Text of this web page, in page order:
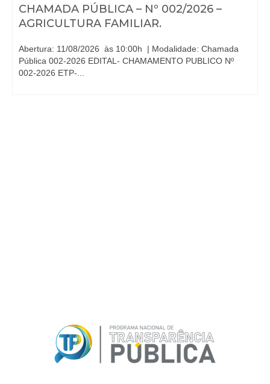
CHAMADA PÚBLICA – Nº 002/2026 –
AGRICULTURA FAMILIAR.
Abertura: 11/08/2026 às 10:00h | Modalidade: Chamada
Pública 002-2026 EDITAL- CHAMAMENTO PUBLICO Nº
002-2026 ETP-...